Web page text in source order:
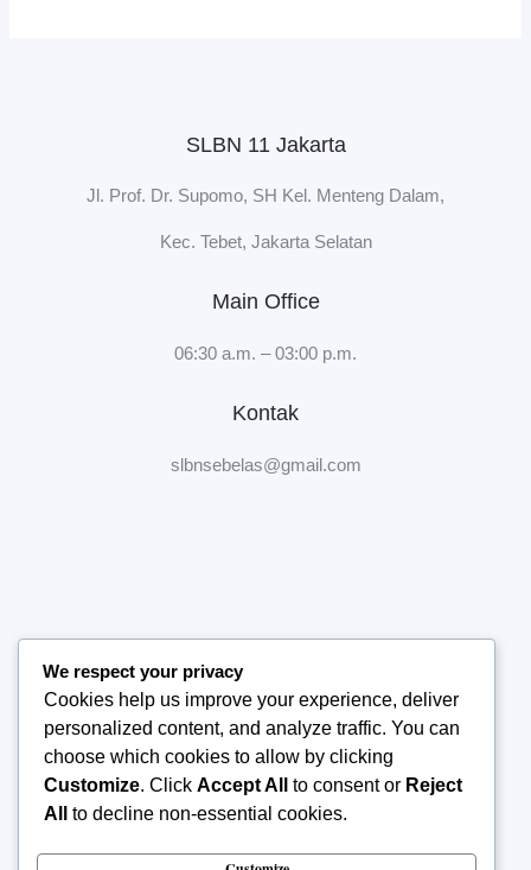
SLBN 11 Jakarta
Jl. Prof. Dr. Supomo, SH Kel. Menteng Dalam,
Kec. Tebet, Jakarta Selatan
Main Office
06:30 a.m. – 03:00 p.m.
Kontak
slbnsebelas@gmail.com
Tentang Sekolah
Manajemen Sekolah
Publikasi
Kontak Kami
We respect your privacy
Cookies help us improve your experience, deliver
personalized content, and analyze traffic. You can
choose which cookies to allow by clicking
Customize. Click Accept All to consent or Reject
All
to decline non-essential cookies.